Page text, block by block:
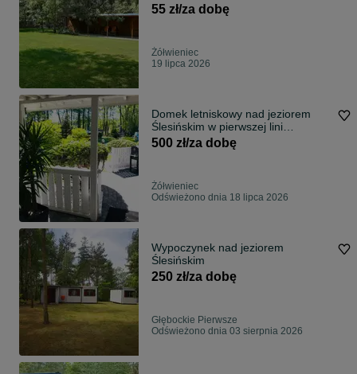
55 zł/za dobę
Żółwieniec
19 lipca 2026
Domek letniskowy nad jeziorem
Ślesińskim w pierwszej lini
brzegowej.
500 zł/za dobę
Żółwieniec
Odświeżono dnia 18 lipca 2026
Wypoczynek nad jeziorem
Ślesińskim
250 zł/za dobę
Głębockie Pierwsze
Odświeżono dnia 03 sierpnia 2026